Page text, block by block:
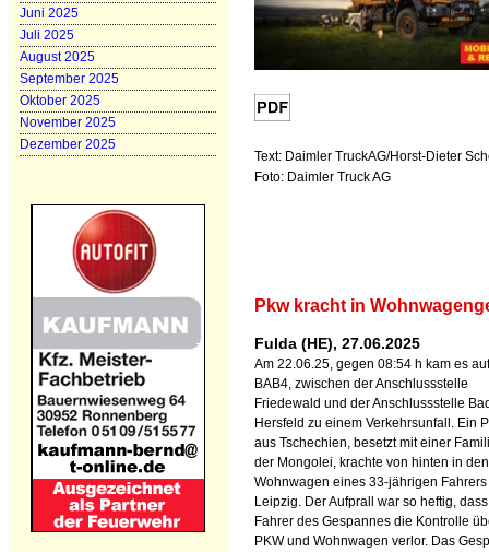
Juni 2025
Juli 2025
August 2025
September 2025
Oktober 2025
November 2025
Dezember 2025
Text: Daimler TruckAG/Horst-Dieter
Foto: Daimler Truck AG
Pkw kracht in
Fulda (HE), 27.06.2025
Am 22.06.25, gegen 08:54 h kam es
BAB4, zwischen der Anschlussstelle
Friedewald und der Anschlussstelle
Hersfeld zu einem Verkehrsunfall. Ein
aus Tschechien, besetzt mit einer
der Mongolei, krachte von hinten in den
Wohnwagen eines 33-jährigen
Leipzig. Der Aufprall war so heftig,
Fahrer des Gespannes die Kontrolle
PKW und Wohnwagen verlor. Das